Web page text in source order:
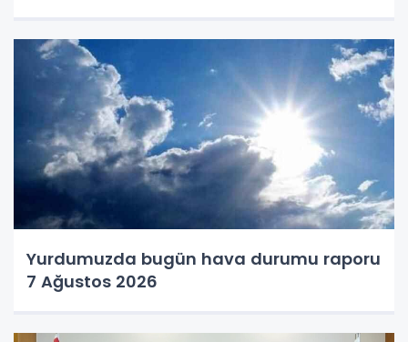
Yurdumuzda bugün hava durumu raporu
7 Ağustos 2026